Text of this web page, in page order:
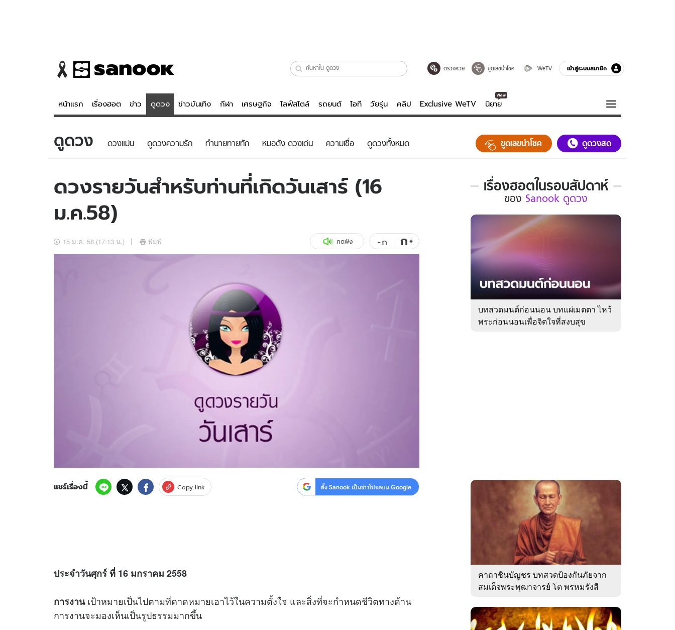
ตรวจหวย ขูดเลขนำโชค WeTV เข้าสู่ระบบสมาชิก
หน้าแรก เรื่องฮอต ข่าว ดูดวง ข่าวบันเทิง กีฬา เศรษฐกิจ ไลฟ์สไตล์ รถยนต์ ไอที วัยรุ่น คลิป Exclusive WeTV นิยาย
ข่าว
ข่าวบันเทิง
ข่าวกีฬา
ข่าวเศรษฐกิจ
อัปเดตจีน
เช็กข่าวชัวร์
ดูดวง - ตรวจหวย
สถิติหวยไทย
ไลฟ์สไตล์
วัยรุ่น
สุขภาพ
เที่ยว-กิน
ดูทีวี
WeTV
ความรู้รอบตัว
ฮาวทู
ติดตามสนุกโซเชียลได้ที่
ดูดวง ดวงแม่น ดูดวงความรัก ทํานายทายทัก หมอดัง ดวงเด่น ความเชื่อ ดูดวงทั้งหมด ขูดเลขนำโชค ดูดวงสด
ดวงรายวันสำหรับท่านที่เกิดวันเสาร์ (16
ม.ค.58)
15 ม.ค. 58 (17:13 น.) พิมพ์ กดฟัง -ก ก+
แชร์เรื่องนี้ Copy link ตั้ง Sanook เป็นข่าวโปรดบน Google
ประจำวันศุกร์ ที่ 16 มกราคม 2558
การงานเป้าหมายเป็นไปตามที่คาดหมายเอาไว้ในความตั้งใจ และสิ่งที่จะกำหนดชีวิตทางด้าน
การงานจะมองเห็นเป็นรูปธรรมมากขึ้น
เรื่องฮอตในรอบสัปดาห์
เรื่อง
ใน
รอบ
ของ
Sanook
ดูด
ของ Sanook ดูดวง
บทสวดมนต์ก่อนนอน บทแผ่เมตตา ไหว้
พระก่อนนอนเพื่อจิตใจที่สงบสุข
คาถาชินบัญชร บทสวดป้องกันภัยจาก
สมเด็จพระพุฒาจารย์ โต พรหมรังสี